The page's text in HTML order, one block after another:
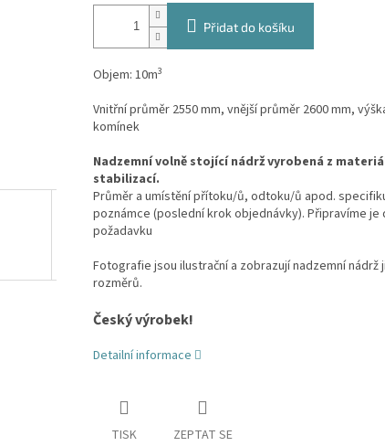
Přidat do košíku
Objem: 10m3
Vnitřní průměr 2550 mm, vnější průměr 2600 mm,
komínek
Nadzemní volně stojící nádrž vyrobená z
stabilizací.
Průměr a umístění přítoku/ů, odtoku/ů apod.
poznámce (poslední krok objednávky). Připravíme je
požadavku
Fotografie jsou ilustrační a zobrazují nadzemní nádrž
rozměrů.
Český výrobek!
Detailní informace
TISK ZEPTAT SE